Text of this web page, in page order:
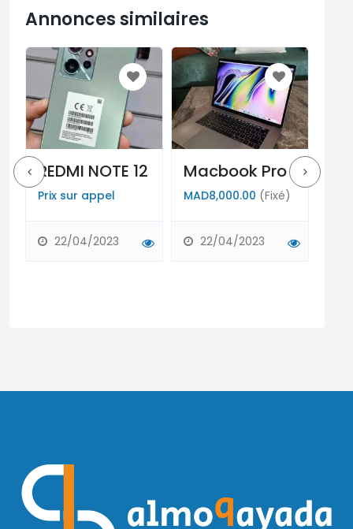
Annonces similaires
REDMI NOTE 12
Prix ​​sur appel
22/04/2023
Macbook Pro
MAD8,000.00 (Fixé)
22/04/2023